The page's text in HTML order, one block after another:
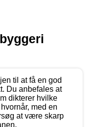
til at få en god
Du anbefales at
dikterer hvilke
med en
at være skarp